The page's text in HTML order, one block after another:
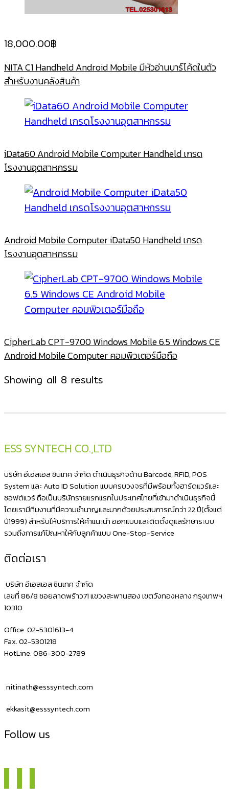
18,000.00฿
NITA C1 Handheld Android Mobile มีหัวอ่านบาร์โค้ดในตัว
สำหรับงานคลังสินค้า
iData60 Android Mobile Computer Handheld เกรด
โรงงานอุตสาหกรรม
Android Mobile Computer iData50 Handheld เกรด
โรงงานอุตสาหกรรม
CipherLab CPT-9700 Windows Mobile 6.5 Windows CE
Android Mobile Computer คอมพิวเตอร์มือถือ
Showing all 8 results
latest
ESS SYNTECH CO.,LTD
บริษัท อีเอสเอส ซินเทค จำกัด ดำเนินธุรกิจด้าน Barcode, RFID, POS
System และ Auto ID Solution แบบครบวงจรที่มีพร้อมทั้งฮาร์ดแวร์และ
ซอฟต์แวร์ ถือเป็นบริษัทรายแรกแรกในประเทศไทยที่เข้ามาดำเนินธุรกิจนี้
โดยเรามีทีมงานที่มีความชำนาญและมากด้วยประสบการณ์กว่า 22 ปี(ตั้งแต่
ปี1999) สำหรับให้บริการให้คำแนะนำ ออกแบบและติดตั้งดูแลรักษาระบบ
รวมถึงการแก้ปัญหาให้กับลูกค้าแบบ One-Stop-Service
ติดต่อเรา
บริษัท อีเอสเอส ซินเทค จำกัด
เลขที่ 86/8 ซอยลาดพร้าว71 แขวงสะพานสอง เขตวังทองหลาง กรุงเทพฯ
10310
Office. 02-5301613-4
Fax. 02-5301218
HotLine. 086-300-2789
nitinath@esssyntech.com
ekkasit@esssyntech.com
Follow us